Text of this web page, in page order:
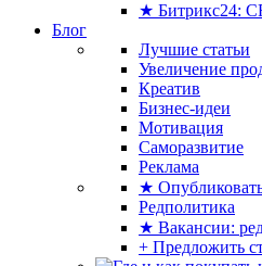
★ Битрикс24:
Блог
Лучшие статьи
Увеличение
Креатив
Бизнес-идеи
Мотивация
Саморазвитие
Реклама
★
Редполитика
★ Вакансии:
+ Предложить